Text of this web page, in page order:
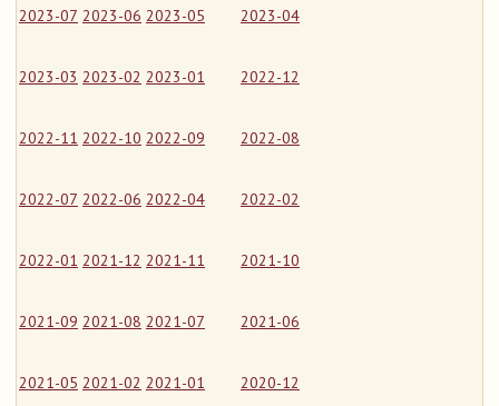
2023-07 2023-06 2023-05 2023-04
2023-03 2023-02 2023-01 2022-12
2022-11 2022-10 2022-09 2022-08
2022-07 2022-06 2022-04 2022-02
2022-01 2021-12 2021-11 2021-10
2021-09 2021-08 2021-07 2021-06
2021-05 2021-02 2021-01 2020-12